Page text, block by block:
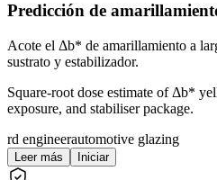
Predicción de
Acote el Δb* de amarillamiento a
sustrato y estabilizador.
Square-root dose estimate of Δb*
exposure, and stabiliser package.
rd engineerautomotive glazing
Leer más Iniciar